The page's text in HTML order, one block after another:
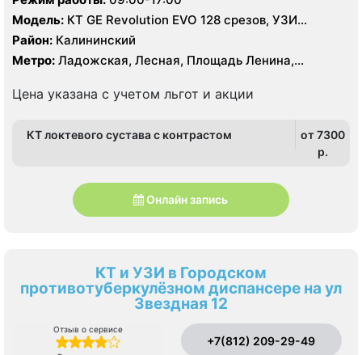
Модель: КТ GE Revolution EVO 128 срезов, УЗИ
экспертного класса
Район: Калининский
Метро: Ладожская, Лесная, Площадь Ленина,
Цена указана с учетом льгот и акции
КТ локтевого сустава с контрастом
от 7300
p.
Онлайн запись
КТ и УЗИ в Городском
противотуберкулёзном диспансере на ул
Звездная 12
Отзыв о сервисе
+7(812) 209-29-49